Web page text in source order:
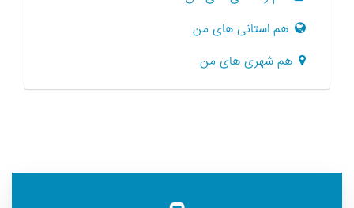
هم استانی های من
هم شهری های من